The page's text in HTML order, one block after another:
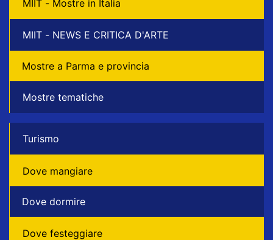
MIIT - Mostre in Italia
MIIT - NEWS E CRITICA D'ARTE
Mostre a Parma e provincia
Mostre tematiche
Turismo
Dove mangiare
Dove dormire
Dove festeggiare